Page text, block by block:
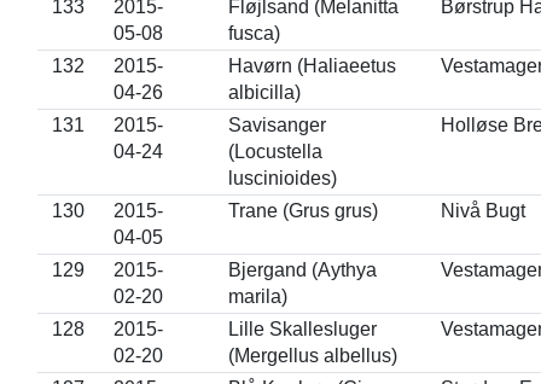
133
2015-
05-08
Fløjlsand (Melanitta
fusca)
Børstrup
132
2015-
04-26
Havørn (Haliaeetus
albicilla)
131
2015-
04-24
Savisanger
(Locustella
luscinioides)
Holløse
130
2015-
04-05
Trane (Grus grus) Nivå Bugt
129
2015-
02-20
Bjergand (Aythya
marila)
128
2015-
02-20
Lille Skallesluger
(Mergellus albellus)